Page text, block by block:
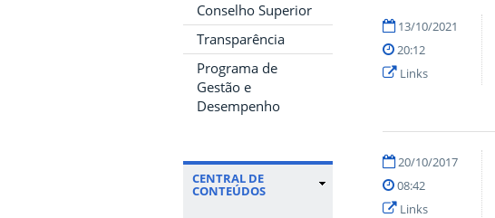
Conselho Superior
Transparência
Programa de
Gestão e
Desempenho
CENTRAL DE
CONTEÚDOS
13/10/2021
20:12
Links
20/10/2017
08:42
Links